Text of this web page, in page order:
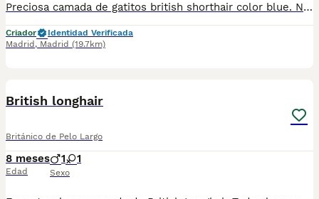
Preciosa camada de gatitos british shorthair color blue. Nacidas el8/07/2026 Se entregan vacunados y desparasitados. Criados en ambiente familiar. Tanto padre como madre libres de enfermedades genéticas (PKD) y virales (FeLV/FIV) Telefono de contacto: 678729160 Mandamos mas fotos y les hacemos videollamada para que vean a toda la familia de peluditos, la mamá y el papá
Criador
Identidad Verificada
Madrid , Madrid (19.7km)
British longhair
Británico de Pelo Largo
8 meses
Edad
1 1
Sexo